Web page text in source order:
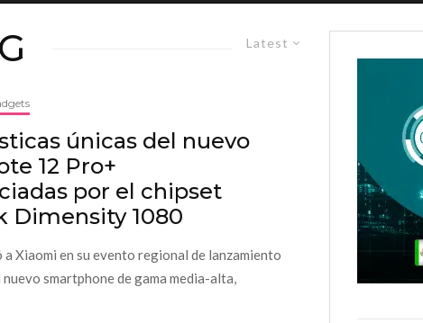
Latest
únicas del nuevo
12 Pro+
por el chipset
Dimensity 1080
a Xiaomi en su evento regional de lanzamiento
smartphone de gama media-alta,